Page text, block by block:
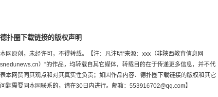
德扑圈下载链接的版权声明
本网原创，未经许可，不得转载。【注：凡注明“来源：xxx（非陕西教育信息网
snedunews.cn）”的作品，均转载自其它媒体，转载目的在于传递更多信息，并不代
表本网赞同其观点和对其真实性负责；如因作品内容、德扑圈下载链接的版权和其它
问题需要同本网联系的，请在30日内进行。邮箱： 553916702@qq.com】